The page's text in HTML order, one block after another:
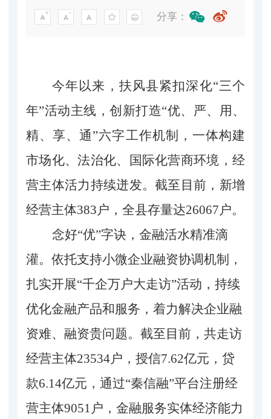
分享：
今年以来，扶风县紧扣深化“三个
年”活动主线，创新打造“优、严、用、
精、享、通 ”六字工作机制，一体构建
市场化、法治化、国际化营商环境，经
营主体活力持续迸发。截至目前，新增
经营主体383户， 全县存量达26067户。
念好“优”字诀 ， 金融活水精准滴
灌。 依托支持小微企业融资协调机制，
扎实开展“千企万户大走访”活动， 持续
优化金融产品和服务， 着力解决企业融
资难、融资贵问题。截至目前， 共走访
经营主体23534户，授信7.62亿元，贷
款6.14亿元 ，通过“秦信融”平台注册经
营主体9051户， 金融服务实体经济能力